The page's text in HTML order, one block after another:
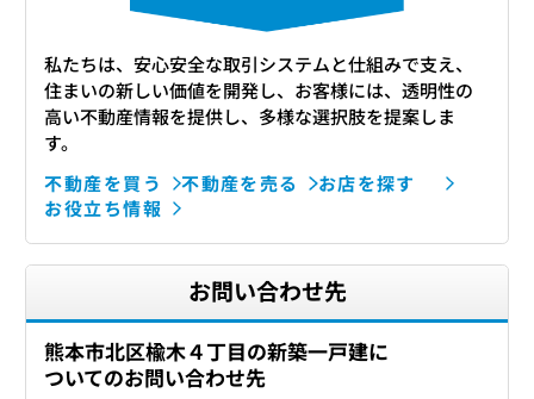
私たちは、安心安全な取引システムと仕組みで支え、
住まいの新しい価値を開発し、お客様には、透明性の
高い不動産情報を提供し、多様な選択肢を提案しま
す。
不動産を買う
不動産を売る
お店を探す
お役立ち情報
お問い合わせ先
熊本市北区楡木４丁目の新築一戸建に
ついてのお問い合わせ先